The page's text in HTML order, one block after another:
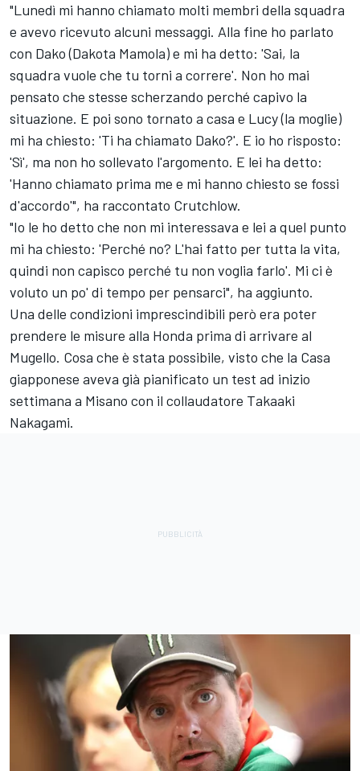
"Lunedì mi hanno chiamato molti membri della squadra
e avevo ricevuto alcuni messaggi. Alla fine ho parlato
con Dako (Dakota Mamola) e mi ha detto: 'Sai, la
squadra vuole che tu torni a correre'. Non ho mai
pensato che stesse scherzando perché capivo la
situazione. E poi sono tornato a casa e Lucy (la moglie)
mi ha chiesto: 'Ti ha chiamato Dako?'. E io ho risposto:
'Sì', ma non ho sollevato l'argomento. E lei ha detto:
'Hanno chiamato prima me e mi hanno chiesto se fossi
d'accordo'", ha raccontato Crutchlow.
"Io le ho detto che non mi interessava e lei a quel punto
mi ha chiesto: 'Perché no? L'hai fatto per tutta la vita,
quindi non capisco perché tu non voglia farlo'. Mi ci è
voluto un po' di tempo per pensarci", ha aggiunto.
Una delle condizioni imprescindibili però era poter
prendere le misure alla Honda prima di arrivare al
Mugello. Cosa che è stata possibile, visto che la Casa
giapponese aveva già pianificato un test ad inizio
settimana a Misano con il collaudatore Takaaki
Nakagami.